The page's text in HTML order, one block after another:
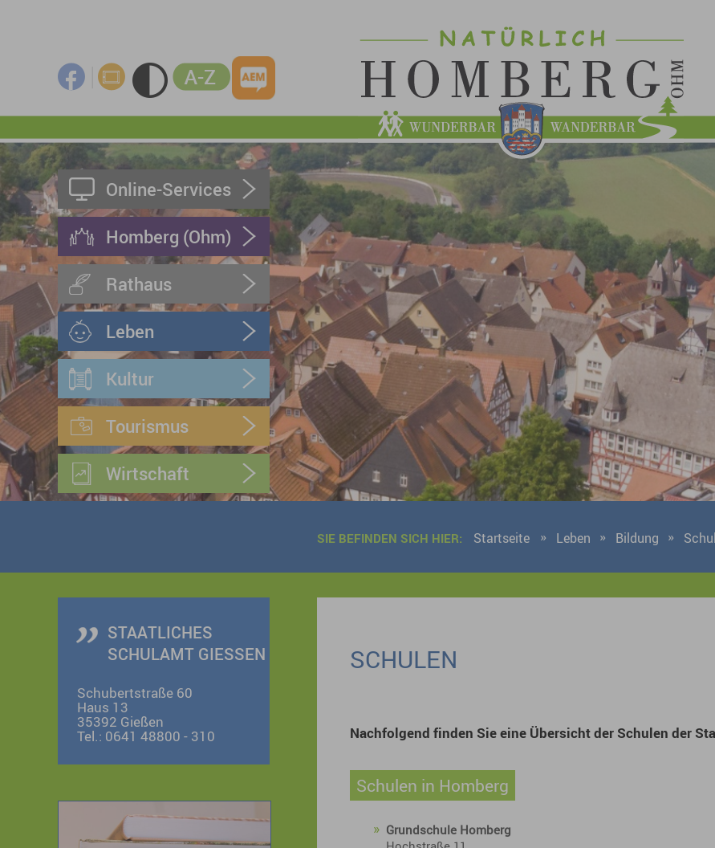
Online-Services
Homberg (Ohm)
Rathaus
Leben
Kultur
Tourismus
Wirtschaft
SIE BEFINDEN SICH HIER: Startseite Leben Bildung
STAATLICHES
SCHULAMT GIESSEN
Schubertstraße 60
Haus 13
35392 Gießen
Tel.: 0641 48800 - 310
SCHULEN
Nachfolgend finden Sie eine Übersicht der Schulen der
Schulen in Homberg
Grundschule Homberg